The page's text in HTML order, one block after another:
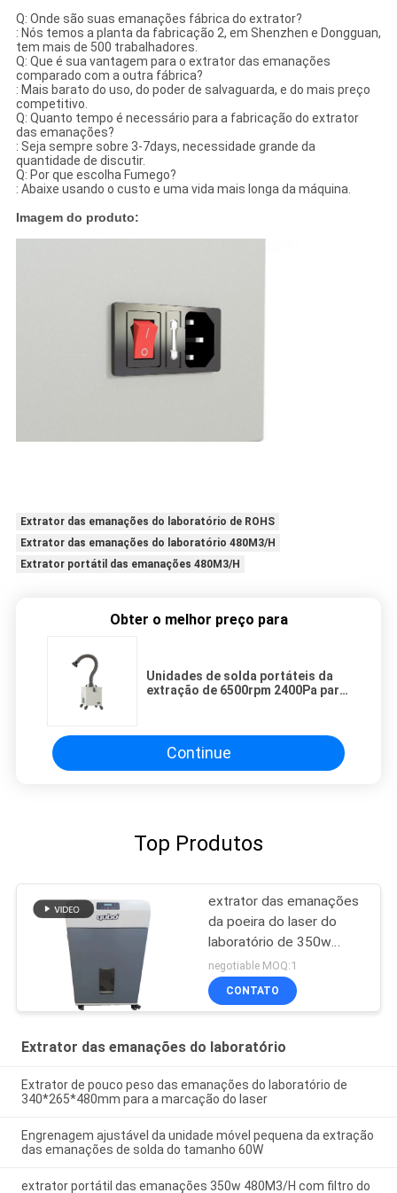
Q: Onde são suas emanações fábrica do extrator?
: Nós temos a planta da fabricação 2, em Shenzhen e Dongguan,
tem mais de 500 trabalhadores.
Q: Que é sua vantagem para o extrator das emanações
comparado com a outra fábrica?
: Mais barato do uso, do poder de salvaguarda, e do mais preço
competitivo.
Q: Quanto tempo é necessário para a fabricação do extrator
das emanações?
: Seja sempre sobre 3-7days, necessidade grande da
quantidade de discutir.
Q: Por que escolha Fumego?
: Abaixe usando o custo e uma vida mais longa da máquina.
Imagem do produto:
Extrator das emanações do laboratório de ROHS
Extrator das emanações do laboratório 480M3/H
Extrator portátil das emanações 480M3/H
Obter o melhor preço para
Unidades de solda portáteis da
extração de 6500rpm 2400Pa para
Continue
Top Produtos
extrator das emanações
da poeira do laser do
laboratório de 350w
HEPA
negotiable MOQ:1
CONTATO
Extrator das emanações do laboratório
Extrator de pouco peso das emanações do laboratório de
340*265*480mm para a marcação do laser
Engrenagem ajustável da unidade móvel pequena da extração
das emanações de solda do tamanho 60W
extrator portátil das emanações 350w 480M3/H com filtro do